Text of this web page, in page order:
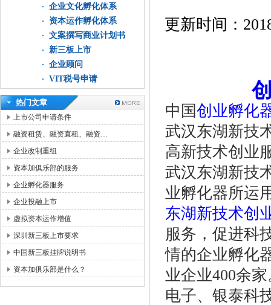
企业文化孵化体系
资本运作孵化体系
文案撰写商业计划书
新三板上市
企业顾问
VIT税号申请
热门文章
上市公司申请条件
融资租赁、融资直租、融资…
企业改制重组
资本加俱乐部的服务
企业孵化器服务
企业投融上市
虚拟资本运作增值
深圳新三板上市要求
中国新三板挂牌说明书
资本加俱乐部是什么？
更新时间：
中国创业孵化
武汉东湖新技
高新技术创业
武汉东湖新技
业孵化器所运
东湖新技术创
服务，促进科
情的企业孵化
业企业400余
电子、银泰科